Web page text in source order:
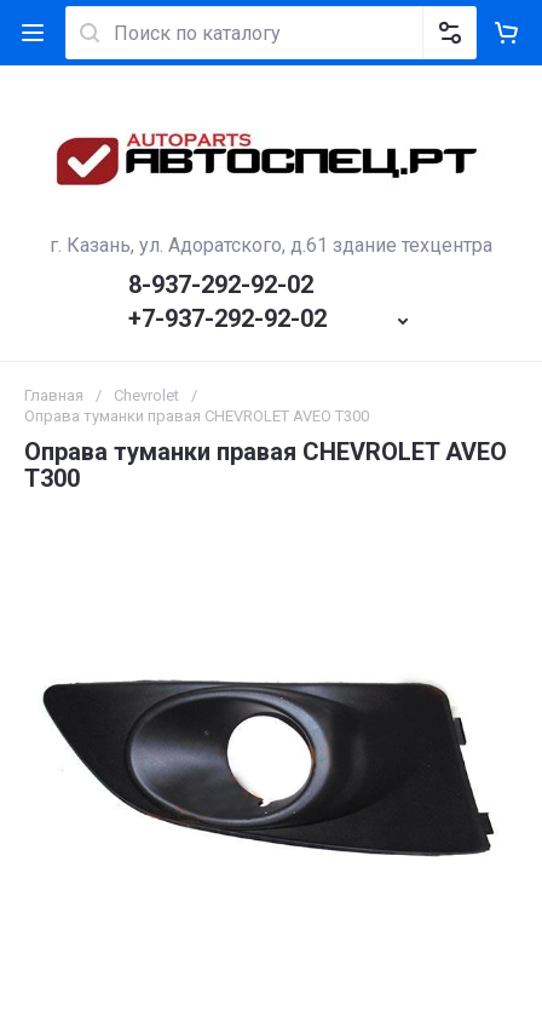
г. Казань, ул. Адоратского, д.61 здание техцентра
8-937-292-92-02
+7-937-292-92-02
Главная / Сhevrolet
/
Оправа туманки правая CHEVROLET AVEO Т300
Оправа туманки правая CHEVROLET AVEO
Т300